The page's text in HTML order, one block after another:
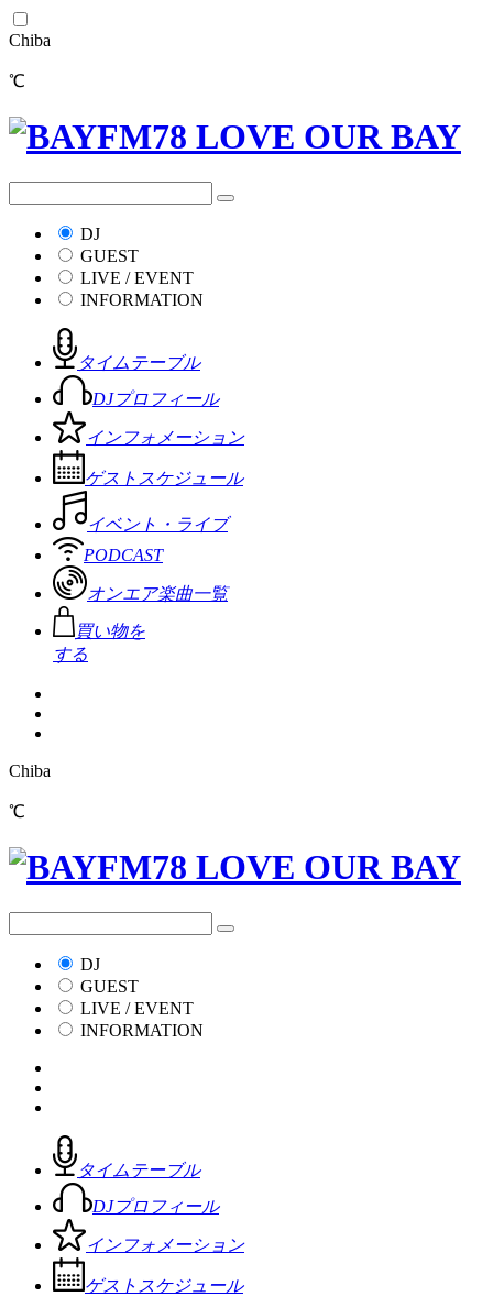
Chiba
℃
DJ
GUEST
LIVE / EVENT
INFORMATION
タイムテーブル
DJプロフィール
インフォメーション
ゲストスケジュール
イベント・ライブ
PODCAST
オンエア楽曲一覧
買い物を
する
Chiba
℃
DJ
GUEST
LIVE / EVENT
INFORMATION
タイムテーブル
DJプロフィール
インフォメーション
ゲストスケジュール